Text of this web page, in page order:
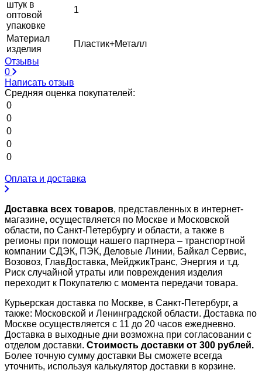
штук в
оптовой
упаковке
1
Материал
изделия
Пластик+Металл
Отзывы
0
Написать отзыв
Средняя оценка покупателей:
0
0
0
0
0
Оплата и доставка
Доставка всех товаров, представленных в интернет-
магазине, осуществляется по Москве и Московской
области, по Санкт-Петербургу и области, а также в
регионы при помощи нашего партнера – транспортной
компании СДЭК, ПЭК, Деловые Линии, Байкал Сервис,
Возовоз, ГлавДоставка, МейджикТранс, Энергия и т.д.
Риск случайной утраты или повреждения изделия
переходит к Покупателю с момента передачи товара.
Курьерская доставка по Москве, в Санкт-Петербург, а
также: Московской и Ленинградской области. Доставка по
Москве осуществляется с 11 до 20 часов ежедневно.
Доставка в выходные дни возможна при согласовании с
отделом доставки. Стоимость доставки от 300 рублей.
Более точную сумму доставки Вы сможете всегда
уточнить, используя калькулятор доставки в корзине.